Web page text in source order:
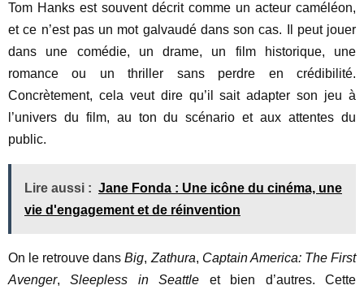
Tom Hanks est souvent décrit comme un acteur caméléon,
et ce n’est pas un mot galvaudé dans son cas. Il peut jouer
dans une comédie, un drame, un film historique, une
romance ou un thriller sans perdre en crédibilité.
Concrètement, cela veut dire qu’il sait adapter son jeu à
l’univers du film, au ton du scénario et aux attentes du
public.
Lire aussi : Jane Fonda : Une icône du cinéma, une
vie d'engagement et de réinvention
On le retrouve dansBig, Zathura, Captain America: The First
Avenger,Sleepless in Seattle et bien d’autres. Cette